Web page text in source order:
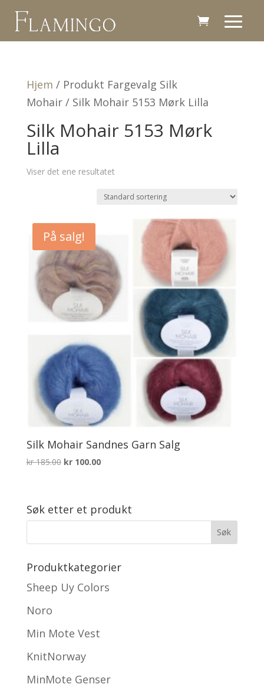
Hjem / Produkt Fargevalg Silk
Mohair / Silk Mohair 5153 Mørk Lilla
Silk Mohair 5153 Mørk
Lilla
Viser det ene resultatet
På salg!
Silk Mohair Sandnes Garn Salg
kr185.00 Opprinnelig
kr100.00Nåværende
Søk etter et produkt
Produktkategorier
Sheep Uy Colors
Noro
Min Mote Vest
KnitNorway
MinMote Genser